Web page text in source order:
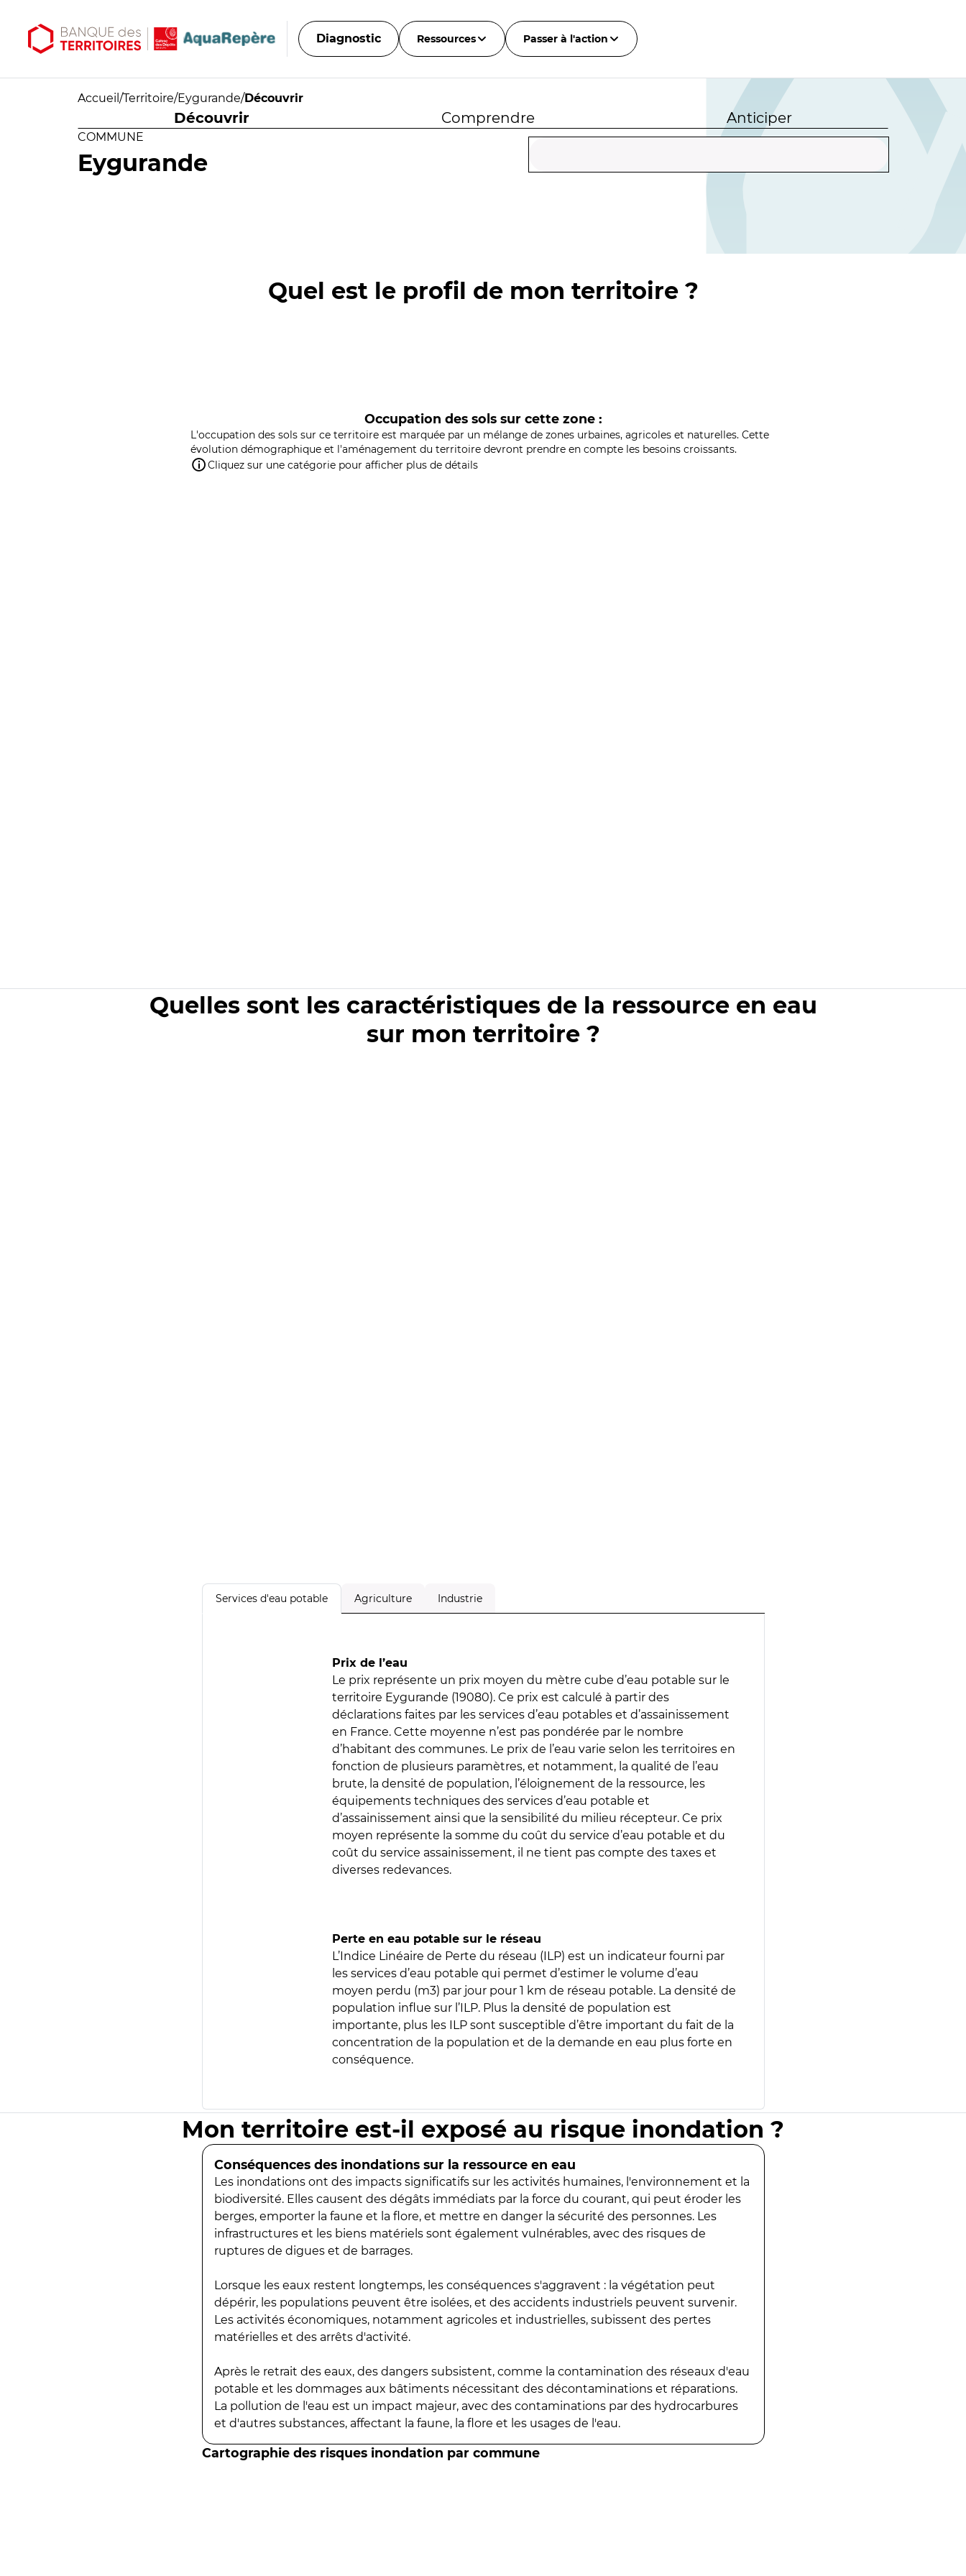
Diagnostic Ressources Passer à l'action
Accueil /Territoire/Eygurande/Découvrir
Découvrir Comprendre Anticiper
COMMUNE
Eygurande
Quel est le profil de mon territoire ?
Occupation des sols sur cette zone :
L'occupation des sols sur ce territoire est marquée par un mélange de zones urbaines, agricoles et naturelles. Cette
évolution démographique et l'aménagement du territoire devront prendre en compte les besoins croissants.
Cliquez sur une catégorie pour afficher plus de détails
Quelles sont les caractéristiques de la ressource en eau
sur mon territoire ?
Services d'eau potable Agriculture Industrie
Prix de l’eau
Le prix représente un prix moyen du mètre cube d’eau potable sur le
territoire Eygurande (19080). Ce prix est calculé à partir des
déclarations faites par les services d’eau potables et d’assainissement
en France. Cette moyenne n’est pas pondérée par le nombre
d’habitant des communes. Le prix de l’eau varie selon les territoires en
fonction de plusieurs paramètres, et notamment, la qualité de l’eau
brute, la densité de population, l’éloignement de la ressource, les
équipements techniques des services d’eau potable et
d’assainissement ainsi que la sensibilité du milieu récepteur. Ce prix
moyen représente la somme du coût du service d’eau potable et du
coût du service assainissement, il ne tient pas compte des taxes et
diverses redevances.
Perte en eau potable sur le réseau
L’Indice Linéaire de Perte du réseau (ILP) est un indicateur fourni par
les services d’eau potable qui permet d’estimer le volume d’eau
moyen perdu (m3) par jour pour 1 km de réseau potable. La densité de
population influe sur l’ILP. Plus la densité de population est
importante, plus les ILP sont susceptible d’être important du fait de la
concentration de la population et de la demande en eau plus forte en
conséquence.
Mon territoire est-il exposé au risque inondation ?
Conséquences des inondations sur la ressource en eau
Les inondations ont des impacts significatifs sur les activités humaines, l'environnement et la
biodiversité. Elles causent des dégâts immédiats par la force du courant, qui peut éroder les
berges, emporter la faune et la flore, et mettre en danger la sécurité des personnes. Les
infrastructures et les biens matériels sont également vulnérables, avec des risques de
ruptures de digues et de barrages.
Lorsque les eaux restent longtemps, les conséquences s'aggravent : la végétation peut
dépérir, les populations peuvent être isolées, et des accidents industriels peuvent survenir.
Les activités économiques, notamment agricoles et industrielles, subissent des pertes
matérielles et des arrêts d'activité.
Après le retrait des eaux, des dangers subsistent, comme la contamination des réseaux d'eau
potable et les dommages aux bâtiments nécessitant des décontaminations et réparations.
La pollution de l'eau est un impact majeur, avec des contaminations par des hydrocarbures
et d'autres substances, affectant la faune, la flore et les usages de l'eau.
Cartographie des risques inondation par commune